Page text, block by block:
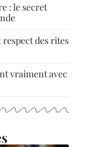
: le secret
respect des rites
vraiment avec